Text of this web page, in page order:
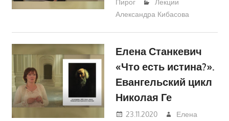
Пирог
Лекции
Александра Кибасова
Елена Станкевич
«Что есть истина?».
Евангельский цикл
Николая Ге
23.11.2020
Елена